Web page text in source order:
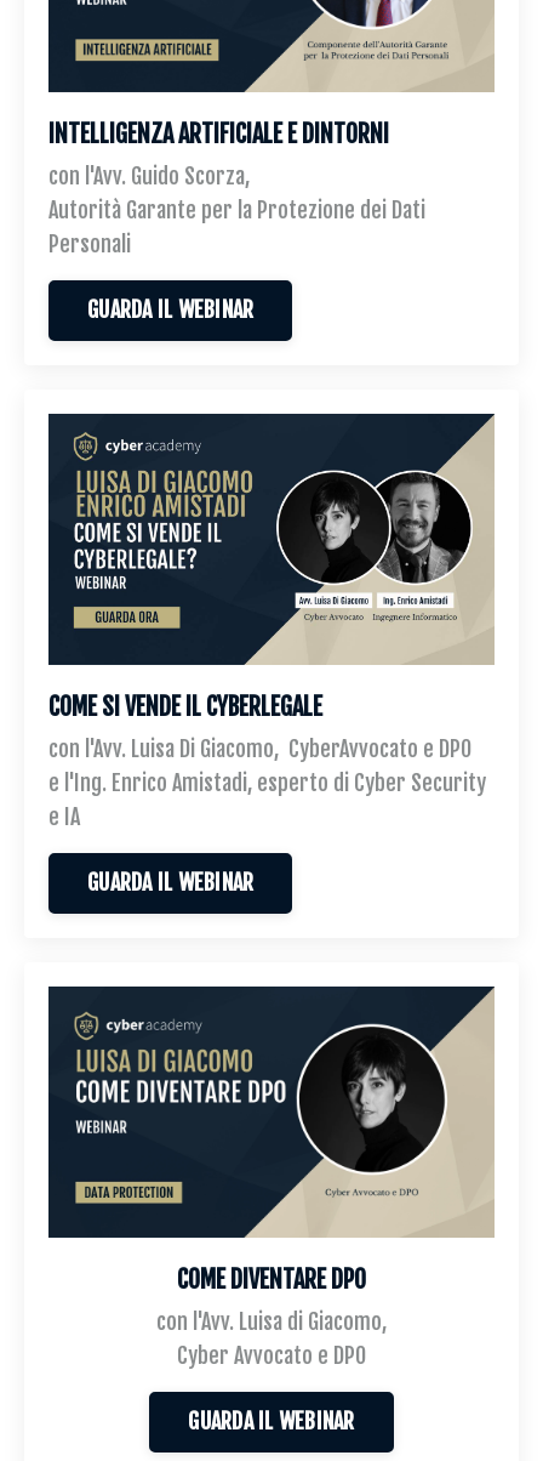
INTELLIGENZA ARTIFICIALE E DINTORNI
con l'Avv. Guido Scorza,
Autorità Garante per la Protezione dei Dati
Personali
GUARDA IL WEBINAR
COME SI VENDE IL CYBERLEGALE
con l'Avv. Luisa Di Giacomo, CyberAvvocato e DPO
e l'Ing. Enrico Amistadi, esperto di Cyber Security
e IA
GUARDA IL WEBINAR
COME DIVENTARE DPO
con l'Avv. Luisa di Giacomo,
Cyber Avvocato e DPO
GUARDA IL WEBINAR